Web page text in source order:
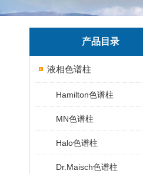
产品目录
液相色谱柱
Hamilton色谱柱
MN色谱柱
Halo色谱柱
Dr.Maisch色谱柱